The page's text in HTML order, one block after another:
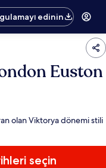
edinin
Euston
olan Viktorya dönemi stili
seçin